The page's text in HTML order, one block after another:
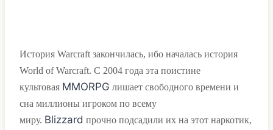
История Warcraft закончилась, ибо началась история
World of Warcraft. С 2004 года эта поистине
культовая MMORPG лишает свободного времени и
сна миллионы игроком по всему
миру. Blizzard прочно подсадили их на этот наркотик,